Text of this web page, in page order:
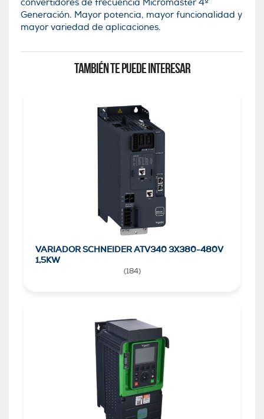
convertidores de frecuencia Micromaster 4º
Generación. Mayor potencia, mayor funcionalidad y
mayor variedad de aplicaciones.
TAMBIÉN TE PUEDE INTERESAR
VARIADOR SCHNEIDER ATV340 3X380-480V
1,5KW
(184)